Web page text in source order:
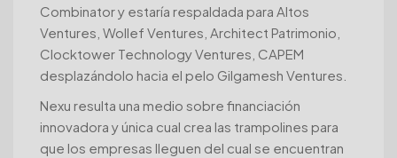
Combinator y estaría respaldada para Altos
Ventures, Wollef Ventures, Architect Patrimonio,
Clocktower Technology Ventures, CAPEM
desplazándolo hacia el pelo Gilgamesh Ventures.
Nexu resulta una medio sobre financiación
innovadora y única cual crea las trampolines para
que los empresas lleguen del cual se encuentran